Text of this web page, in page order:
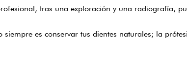
tras una exploración y una radiografía,
siempre es conservar tus dientes naturales; la